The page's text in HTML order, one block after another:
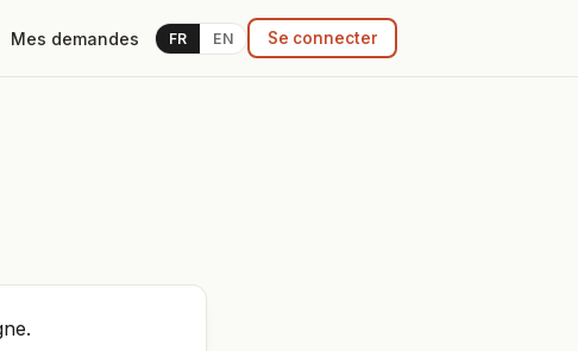
Mes demandes FR EN Se connecter